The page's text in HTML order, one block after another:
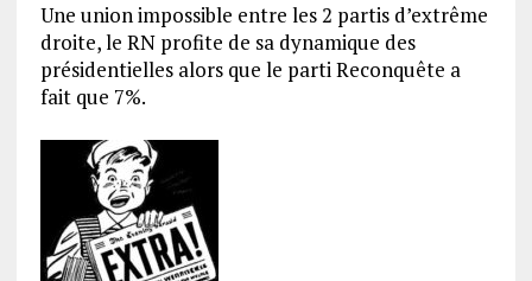
Une union impossible entre les 2 partis d’extrême
droite, le RN profite de sa dynamique des
présidentielles alors que le parti Reconquête a
fait que 7%.